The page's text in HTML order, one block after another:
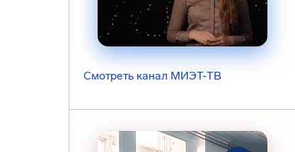
Смотреть канал МИЭТ-ТВ